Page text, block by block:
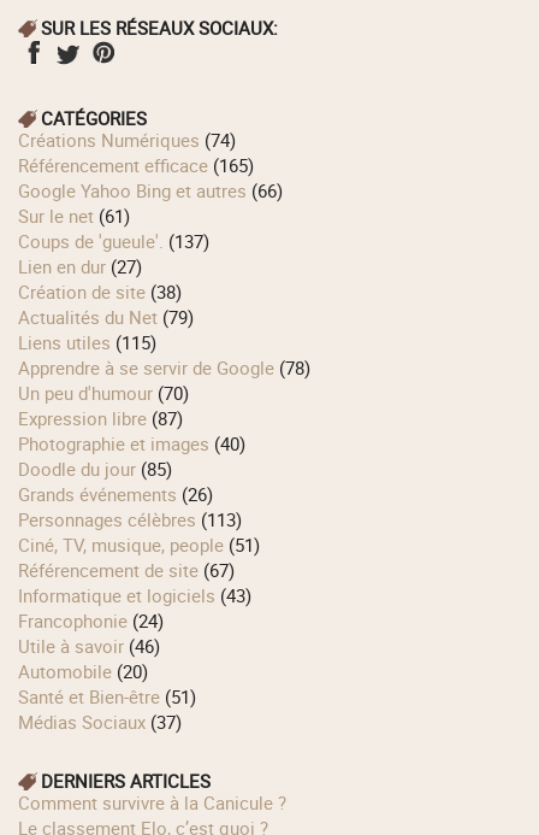
SUR LES RÉSEAUX SOCIAUX:
CATÉGORIES
Créations Numériques (74)
Référencement efficace (165)
Google Yahoo Bing et autres (66)
Sur le net (61)
Coups de 'gueule'. (137)
Lien en dur (27)
Création de site (38)
Actualités du Net (79)
Liens utiles (115)
Apprendre à se servir de Google (78)
Un peu d'humour (70)
Expression libre (87)
Photographie et images (40)
Doodle du jour (85)
Grands événements (26)
Personnages célèbres (113)
Ciné, TV, musique, people (51)
Référencement de site (67)
Informatique et logiciels (43)
Francophonie (24)
Utile à savoir (46)
Automobile (20)
Santé et Bien-être (51)
Médias Sociaux (37)
DERNIERS ARTICLES
Comment survivre à la Canicule ?
Le classement Elo, c’est quoi ?